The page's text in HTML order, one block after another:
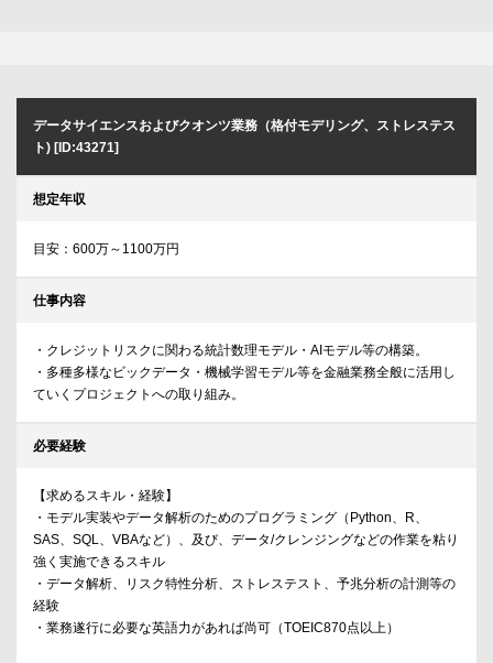
データサイエンスおよびクオンツ業務（格付モデリング、ストレステス
ト) [ID:43271]
想定年収
目安：600万～1100万円
仕事内容
・クレジットリスクに関わる統計数理モデル・AIモデル等の構築。
・多種多様なビックデータ・機械学習モデル等を金融業務全般に活用し
ていくプロジェクトへの取り組み。
必要経験
【求めるスキル・経験】
・モデル実装やデータ解析のためのプログラミング（Python、R、
SAS、SQL、VBAなど）、及び、データ/クレンジングなどの作業を粘り
強く実施できるスキル
・データ解析、リスク特性分析、ストレステスト、予兆分析の計測等の
経験
・業務遂行に必要な英語力があれば尚可（TOEIC870点以上）